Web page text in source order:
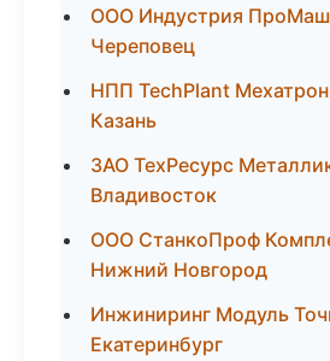
ООО Индустрия
Череповец
НПП TechPlant
Казань
ЗАО ТехРесурс
Владивосток
ООО СтанкоПроф
Нижний Новгород
Инжиниринг Модуль
Екатеринбург